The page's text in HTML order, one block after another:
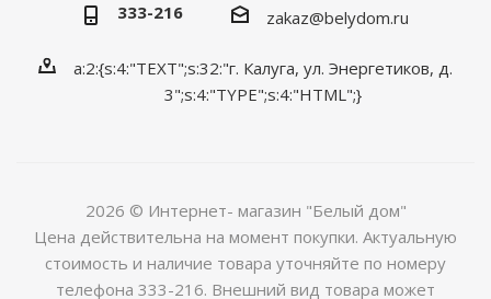
333-216 zakaz@belydom.ru
a:2:{s:4:"TEXT";s:32:"г. Калуга, ул. Энергетиков, д.
3";s:4:"TYPE";s:4:"HTML";}
2026 © Интернет- магазин "Белый дом"
Цена действительна на момент покупки. Актуальную
стоимость и наличие товара уточняйте по номеру
телефона 333-216. Внешний вид товара может